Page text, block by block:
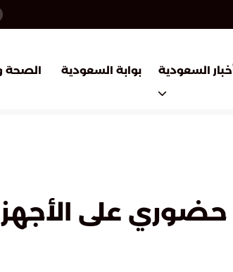
السعودية بوابة السعودية الصحة
حضوري على